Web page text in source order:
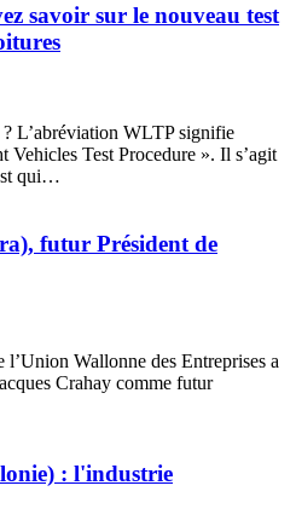
savoir sur le nouveau test
L’abréviation WLTP signifie
Test Procedure ». Il s’agit
qui…
futur Président de
Wallonne des Entreprises a
Crahay comme futur
: l'industrie